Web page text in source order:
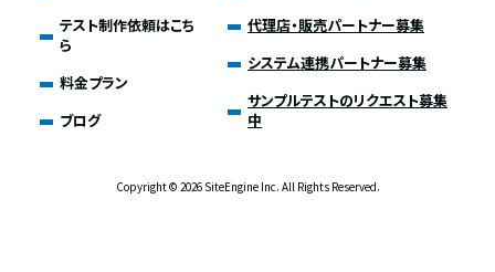
テスト制作依頼はこち
ら
料金プラン
ブログ
代理店・販売パートナー募集
システム連携パートナー募集
サンプルテストのリクエスト募集
中
Copyright © 2026 SiteEngine Inc. All Rights Reserved.